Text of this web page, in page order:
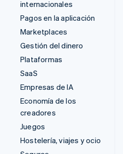
internacionales
Pagos en la aplicación
Marketplaces
Gestión del dinero
Plataformas
SaaS
Empresas de IA
Economía de los
creadores
Juegos
Hostelería, viajes y ocio